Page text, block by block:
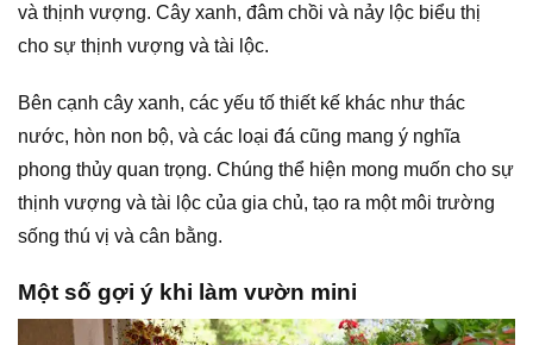
và thịnh vượng. Cây xanh, đâm chồi và nảy lộc biểu thị
cho sự thịnh vượng và tài lộc.
Bên cạnh cây xanh, các yếu tố thiết kế khác như thác
nước, hòn non bộ, và các loại đá cũng mang ý nghĩa
phong thủy quan trọng. Chúng thể hiện mong muốn cho sự
thịnh vượng và tài lộc của gia chủ, tạo ra một môi trường
sống thú vị và cân bằng.
Một số gợi ý khi làm vườn mini